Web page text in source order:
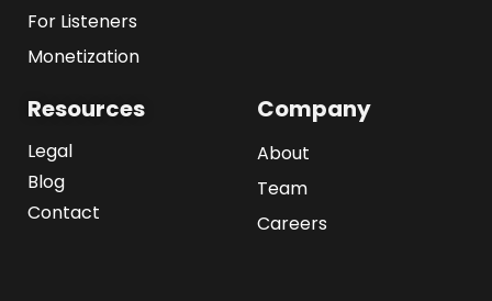
For Listeners
Monetization
Resources
Legal
Blog
Contact
Company
About
Team
Careers